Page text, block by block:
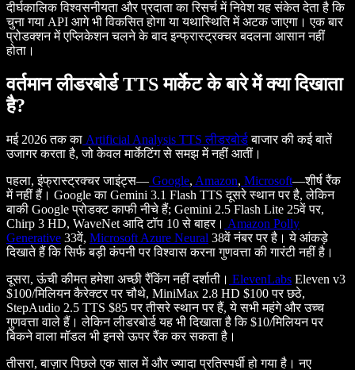
दीर्घकालिक विश्वसनीयता और प्रदाता का रिसर्च में निवेश यह संकेत देता है कि
चुना गया API आगे भी विकसित होगा या यथास्थिति में अटक जाएगा। एक बार
प्रोडक्शन में एप्लिकेशन चलने के बाद इन्फ्रास्ट्रक्चर बदलना आसान नहीं
होता।
वर्तमान लीडरबोर्ड TTS मार्केट के बारे में क्या दिखाता
है?
मई 2026 तक का Artificial Analysis TTS लीडरबोर्डबाजार की कई बातें
उजागर करता है, जो केवल मार्केटिंग से समझ में नहीं आतीं।
पहला, इंफ्रास्ट्रक्चर जाइंट्स— Google, Amazon, Microsoft—शीर्ष रैंक
में नहीं हैं। Google का Gemini 3.1 Flash TTS दूसरे स्थान पर है, लेकिन
बाकी Google प्रोडक्ट काफी नीचे हैं; Gemini 2.5 Flash Lite 25वें पर,
Chirp 3 HD, WaveNet आदि टॉप 10 से बाहर। Amazon Polly
Generative 33वें, Microsoft Azure Neural 38वें नंबर पर है। ये आंकड़े
दिखाते हैं कि सिर्फ बड़ी कंपनी पर विश्वास करना गुणवत्ता की गारंटी नहीं है।
दूसरा, ऊंची कीमत हमेशा अच्छी रैंकिंग नहीं दर्शाती। ElevenLabs Eleven v3
$100/मिलियन कैरेक्टर पर चौथे, MiniMax 2.8 HD $100 पर छठे,
StepAudio 2.5 TTS $85 पर तीसरे स्थान पर हैं, ये सभी महंगे और उच्च
गुणवत्ता वाले हैं। लेकिन लीडरबोर्ड यह भी दिखाता है कि $10/मिलियन पर
बिकने वाला मॉडल भी इनसे ऊपर रैंक कर सकता है।
तीसरा, बाज़ार पिछले एक साल में और ज्यादा प्रतिस्पर्धी हो गया है। नए